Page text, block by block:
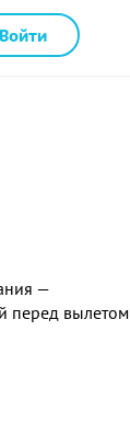
Войти
—
перед вылетом